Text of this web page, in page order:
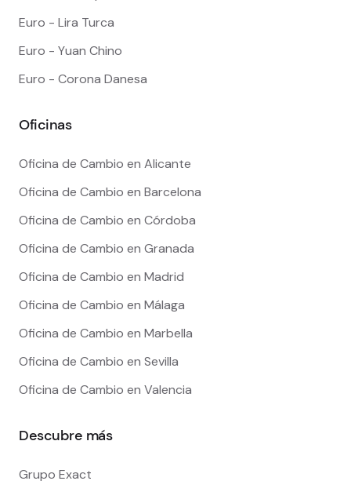
Euro - Lira Turca
Euro - Yuan Chino
Euro - Corona Danesa
Oficinas
Oficina de Cambio en Alicante
Oficina de Cambio en Barcelona
Oficina de Cambio en Córdoba
Oficina de Cambio en Granada
Oficina de Cambio en Madrid
Oficina de Cambio en Málaga
Oficina de Cambio en Marbella
Oficina de Cambio en Sevilla
Oficina de Cambio en Valencia
Descubre más
Grupo Exact